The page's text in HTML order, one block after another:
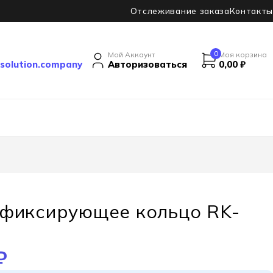
Отслеживание заказаКонтакты
Мой Аккаунт
Авторизоваться
0 Моя корзина
0,00 ₽
кольцо RK-